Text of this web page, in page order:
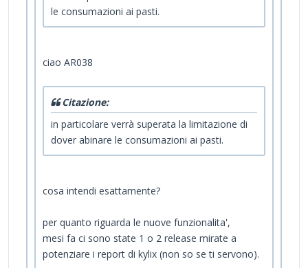
le consumazioni ai pasti.
ciao AR038
Citazione:
in particolare verrà superata la limitazione di
dover abinare le consumazioni ai pasti.
cosa intendi esattamente?
per quanto riguarda le nuove funzionalita',
mesi fa ci sono state 1 o 2 release mirate a
potenziare i report di kylix (non so se ti servono).